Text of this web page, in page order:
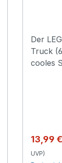
Der
Truck
cooles
Imbiss
13,99 €
UVP)